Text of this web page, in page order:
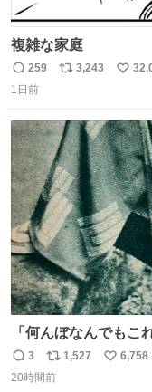
複雑な家庭
返
信
259
リ
ト
数
3,243
い
数
1日前
「何んぼなんでもこれ
の立ち振る舞い指南
たない」という言葉
返
信
3
リ
ポ
1,527
い
6,758
20時間前